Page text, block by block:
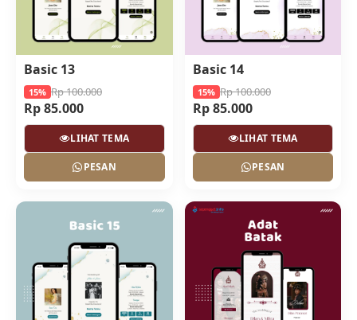
Basic 13
15% Rp 100.000
Rp 85.000
LIHAT TEMA
PESAN
Basic 14
15% Rp 100.000
Rp 85.000
LIHAT TEMA
PESAN